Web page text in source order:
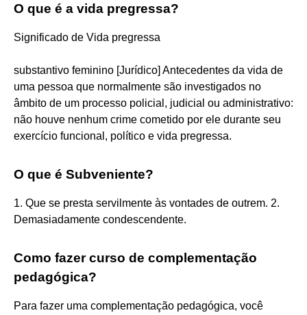
O que é a vida pregressa?
Significado de Vida pregressa
substantivo feminino [Jurídico] Antecedentes da vida de
uma pessoa que normalmente são investigados no
âmbito de um processo policial, judicial ou administrativo:
não houve nenhum crime cometido por ele durante seu
exercício funcional, político e vida pregressa.
O que é Subveniente?
1. Que se presta servilmente às vontades de outrem. 2.
Demasiadamente condescendente.
Como fazer curso de complementação
pedagógica?
Para fazer uma complementação pedagógica, você